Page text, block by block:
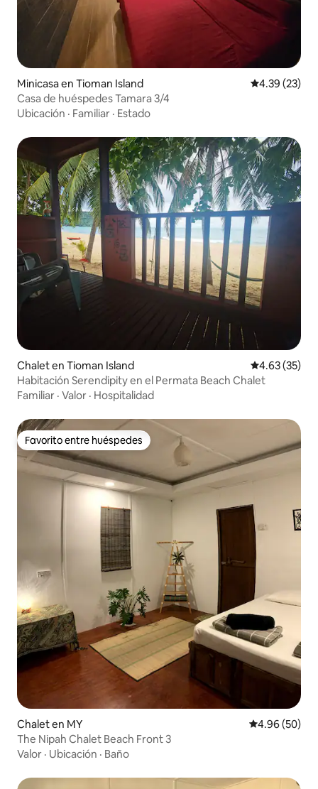
Minicasa en Tioman Island Calificación
4.39 (23)
Casa de huéspedes Tamara 3/4
Ubicación · Familiar · Estado
Chalet en Tioman Island Calificación
4.63 (35)
Habitación Serendipity en el Permata Beach Chalet
Familiar · Valor · Hospitalidad
Favorito entre huéspedes
Favorito entre huéspedes
Chalet en MY Calificación
4.96 (50)
The Nipah Chalet Beach Front 3
Valor · Ubicación · Baño